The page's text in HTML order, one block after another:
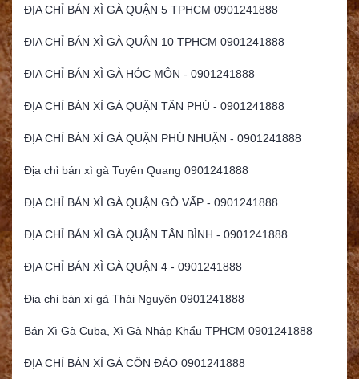
ĐỊA CHỈ BÁN XÌ GÀ QUẬN 5 TPHCM 0901241888
ĐỊA CHỈ BÁN XÌ GÀ QUẬN 10 TPHCM 0901241888
ĐỊA CHỈ BÁN XÌ GÀ HÓC MÔN - 0901241888
ĐỊA CHỈ BÁN XÌ GÀ QUẬN TÂN PHÚ - 0901241888
ĐỊA CHỈ BÁN XÌ GÀ QUẬN PHÚ NHUẬN - 0901241888
Địa chỉ bán xì gà Tuyên Quang 0901241888
ĐỊA CHỈ BÁN XÌ GÀ QUẬN GÒ VẤP - 0901241888
ĐỊA CHỈ BÁN XÌ GÀ QUẬN TÂN BÌNH - 0901241888
ĐỊA CHỈ BÁN XÌ GÀ QUẬN 4 - 0901241888
Địa chỉ bán xì gà Thái Nguyên 0901241888
Bán Xì Gà Cuba, Xì Gà Nhập Khẩu TPHCM 0901241888
ĐỊA CHỈ BÁN XÌ GÀ CÔN ĐẢO 0901241888